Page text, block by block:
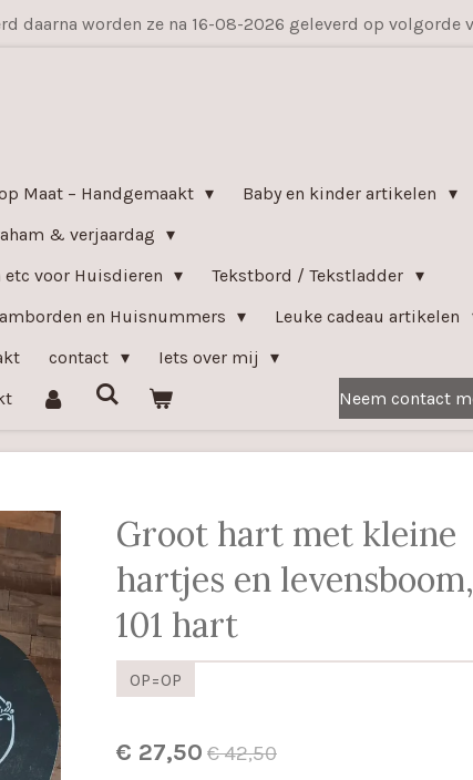
worden ze na 16-08-2026 geleverd op volgorde
Maat – Handgemaakt
Baby en kinder artikelen
& verjaardag
voor Huisdieren
Tekstbord / Tekstladder
en Huisnummers
Leuke cadeau artikelen
contact
Iets over mij
Neem contact
Groot hart met kleine
hartjes en levensboom,
101 hart
OP=OP
€ 27,50 € 42,50